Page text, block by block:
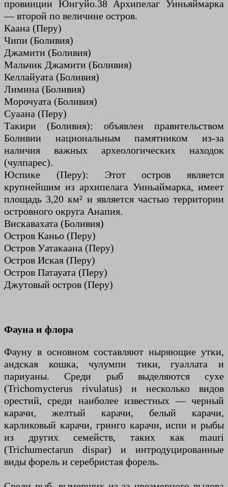
провинции Юнгуйо.38 Архипелаг Уиньяймарка
— второй по величине остров.
Каана (Перу)
Чипи (Боливия)
Джамити (Боливия)
Мальчик Джамити (Боливия)
Келлайуата (Боливия)
Лимина (Боливия)
Морочуата (Боливия)
Суаана (Перу)
Такири (Боливия): объявлен правительством
Боливии национальным памятником из-за
наличия важных археологических находок
(чулпарес).
Юспике (Перу): Этот остров является
крупнейшим из архипелага Уиньаймарка, имеет
площадь 3,20 км² и является частью территории
островного округа Анапия.​
Вискавахата (Боливия)
Остров Каньо (Перу)
Остров Уатакаана (Перу)
Остров Иская (Перу)
Остров Патауата (Перу)
Джутовый остров (Перу)
Фауна и флора
Фауну в основном составляют ныряющие утки,
андская кошка, чулумпи тики, гуаллата и
париуаны. Среди рыб выделяются сухе
(Trichomycterus rivulatus) и несколько видов
орестий, среди наиболее известных — черный
карачи, желтый карачи, белый карачи,
карликовый карачи, гринго карачи, испи и рыбы
из других семейств, таких как mauri
(Trichumectarun dispar) и интродуцированные
виды форель и серебристая форель.